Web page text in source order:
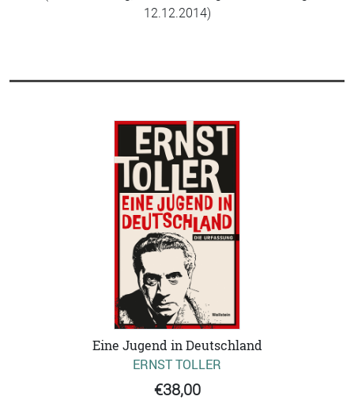
12.12.2014)
Eine Jugend in Deutschland
ERNST TOLLER
€38,00